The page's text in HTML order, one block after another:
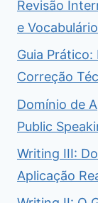
Revisão
e Vocabulário
Guia
Correção
Domínio de
Public
Writing III:
Aplicação